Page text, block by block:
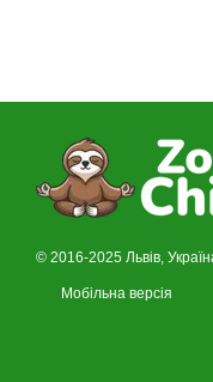
© 2016-2025 Львів,
Мобільна версія